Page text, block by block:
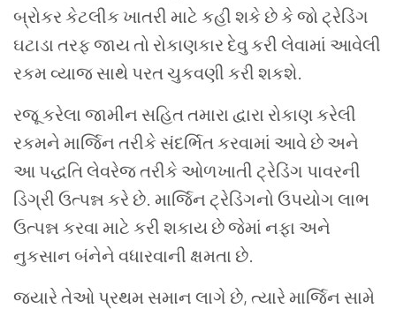
બ્રોકર કેટલીક ખાતરી માટે કહી શકે છે કે જો ટ્રેડિંગ
ઘટાડા તરફ જાય તો રોકાણકાર દેવુ કરી લેવામાં આવેલી
રકમ વ્યાજ સાથે પરત ચુકવણી કરી શકશે.
રજૂ કરેલા જામીન સહિત તમારા દ્વારા રોકાણ કરેલી
રકમને માર્જિન તરીકે સંદર્ભિત કરવામાં આવે છે અને
આ પદ્ધતિ લેવરેજ તરીકે ઓળખાતી ટ્રેડિંગ પાવરની
ડિગ્રી ઉત્પન્ન કરે છે. માર્જિન ટ્રેડિંગનો ઉપયોગ લાભ
ઉત્પન્ન કરવા માટે કરી શકાય છે જેમાં નફા અને
નુકસાન બંનેને વધારવાની ક્ષમતા છે.
જ્યારે તેઓ પ્રથમ સમાન લાગે છે, ત્યારે માર્જિન સામે